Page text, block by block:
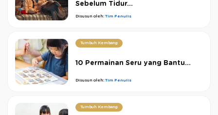
Sebelum Tidur...
Disusun oleh: Tim Penulis
Tumbuh Kembang
10 Permainan Seru yang Bantu...
Disusun oleh: Tim Penulis
Tumbuh Kembang